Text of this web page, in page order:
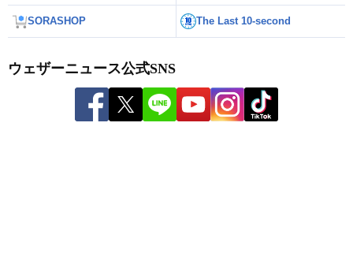
SORASHOP The Last 10-second
ウェザーニュース公式SNS